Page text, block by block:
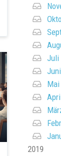
Juli
Mai
2019